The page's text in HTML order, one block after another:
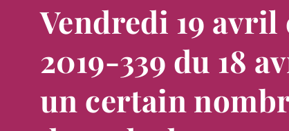
Vendredi 19 avril
2019-339 du 18
un certain